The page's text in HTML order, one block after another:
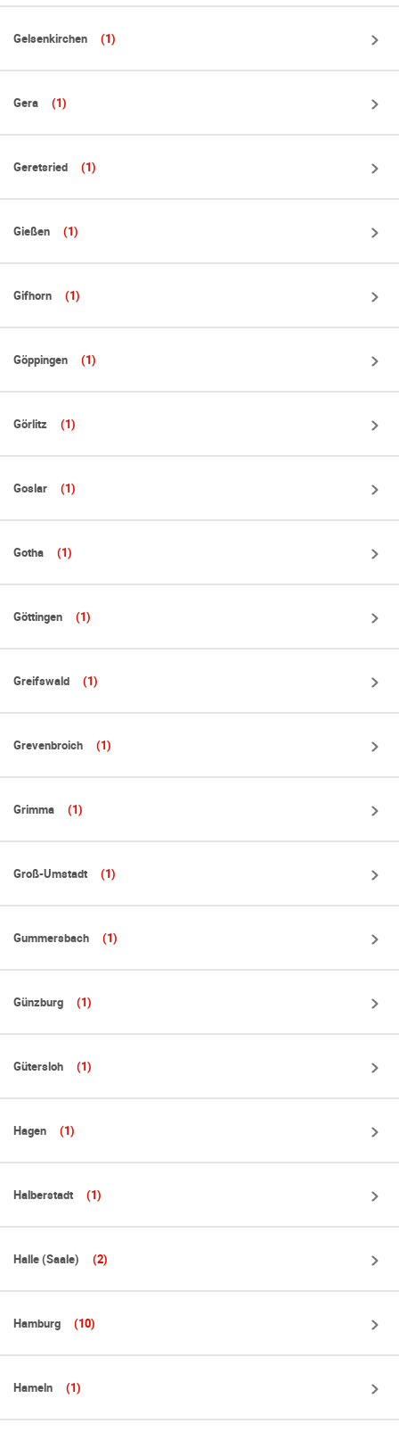
Gelsenkirchen (1)
Gera (1)
Geretsried (1)
Gießen (1)
Gifhorn (1)
Göppingen (1)
Görlitz (1)
Goslar (1)
Gotha (1)
Göttingen (1)
Greifswald (1)
Grevenbroich (1)
Grimma (1)
Groß-Umstadt (1)
Gummersbach (1)
Günzburg (1)
Gütersloh (1)
Hagen (1)
Halberstadt (1)
Halle (Saale) (2)
Hamburg (10)
Hameln (1)